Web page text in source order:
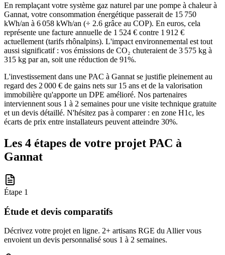
En remplaçant votre système gaz naturel par une pompe à chaleur à
Gannat, votre consommation énergétique passerait de 15 750
kWh/an à 6 058 kWh/an (÷ 2.6 grâce au COP). En euros, cela
représente une facture annuelle de 1 524 € contre 1 912 €
actuellement (tarifs rhônalpins). L'impact environnemental est tout
aussi significatif : vos émissions de CO₂ chuteraient de 3 575 kg à
315 kg par an, soit une réduction de 91%.
L'investissement dans une PAC à Gannat se justifie pleinement au
regard des 2 000 € de gains nets sur 15 ans et de la valorisation
immobilière qu'apporte un DPE amélioré. Nos partenaires
interviennent sous 1 à 2 semaines pour une visite technique gratuite
et un devis détaillé. N'hésitez pas à comparer : en zone H1c, les
écarts de prix entre installateurs peuvent atteindre 30%.
Les 4 étapes de votre projet PAC à
Gannat
Étape 1
Étude et devis comparatifs
Décrivez votre projet en ligne. 2+ artisans RGE du Allier vous
envoient un devis personnalisé sous 1 à 2 semaines.